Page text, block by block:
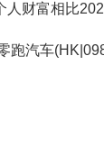
财富相比
跑汽车